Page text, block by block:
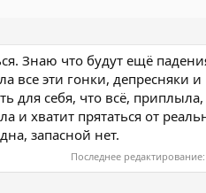
Знаю что будут ещё
все эти гонки, депресняки и
для себя, что всё,
и хватит прятаться от
запасной нет.
Последнее редактирование: